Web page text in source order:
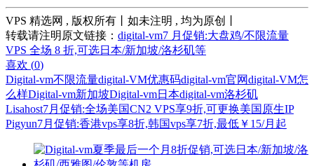
VPS 精选网 , 版权所有丨如未注明 , 均为原创丨
转载请注明原文链接： digital-vm7 月促销:大盘鸡/不限流量
VPS 全场 8 折,可选日本/新加坡/洛杉矶等
喜欢 (0)
Digital-vm不限流量digital-VM优惠码digital-vm官网digital-VM怎
么样Digital-vm新加坡Digital-vm日本digital-vm洛杉矶
Lisahost7月促销:全场美国CN2 VPS享9折,可更换美国原生IP
Pigyun7月促销:香港vps享8折,韩国vps享7折,最低￥15/月起